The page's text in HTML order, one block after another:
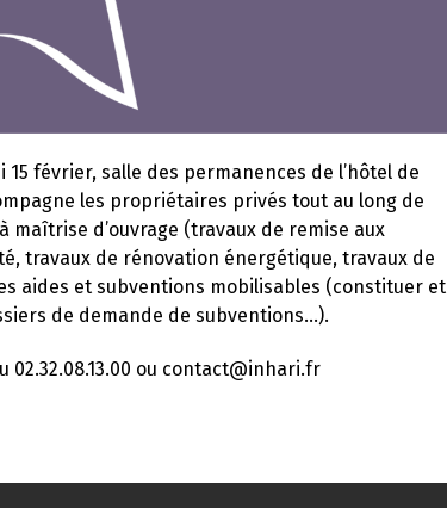
février, salle des permanences de l’hôtel de
les propriétaires privés tout au long de
maîtrise d’ouvrage (travaux de remise aux
travaux de rénovation énergétique, travaux de
aides et subventions mobilisables (constituer et
de demande de subventions…).
ou contact@inhari.fr